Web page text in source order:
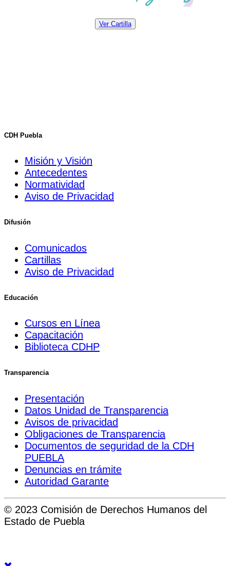
Ver Cartilla
CDH Puebla
Misión y Visión
Antecedentes
Normatividad
Aviso de Privacidad
Difusión
Comunicados
Cartillas
Aviso de Privacidad
Educación
Cursos en Línea
Capacitación
Biblioteca CDHP
Transparencia
Presentación
Datos Unidad de Transparencia
Avisos de privacidad
Obligaciones de Transparencia
Documentos de seguridad de la CDH
PUEBLA
Denuncias en trámite
Autoridad Garante
© 2023 Comisión de Derechos Humanos del
Estado de Puebla